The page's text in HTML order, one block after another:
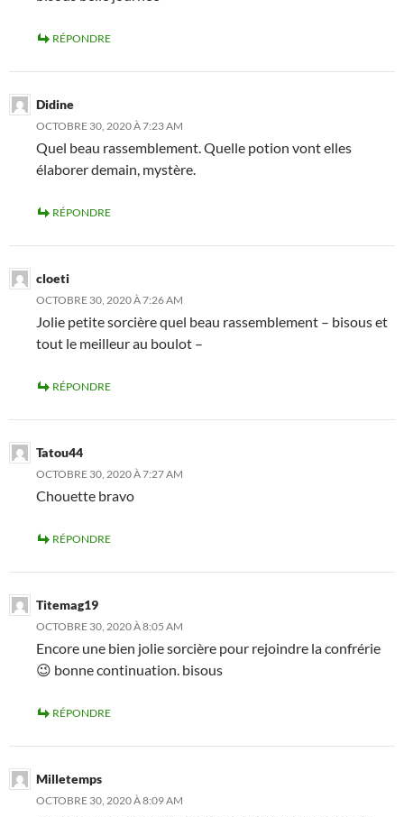
RÉPONDRE
Didine
OCTOBRE 30, 2020 À 7:23 AM
Quel beau rassemblement. Quelle potion vont elles
élaborer demain, mystère.
RÉPONDRE
cloeti
OCTOBRE 30, 2020 À 7:26 AM
Jolie petite sorcière quel beau rassemblement – bisous et
tout le meilleur au boulot –
RÉPONDRE
Tatou44
OCTOBRE 30, 2020 À 7:27 AM
Chouette bravo
RÉPONDRE
Titemag19
OCTOBRE 30, 2020 À 8:05 AM
Encore une bien jolie sorcière pour rejoindre la confrérie
😉 bonne continuation. bisous
RÉPONDRE
Milletemps
OCTOBRE 30, 2020 À 8:09 AM